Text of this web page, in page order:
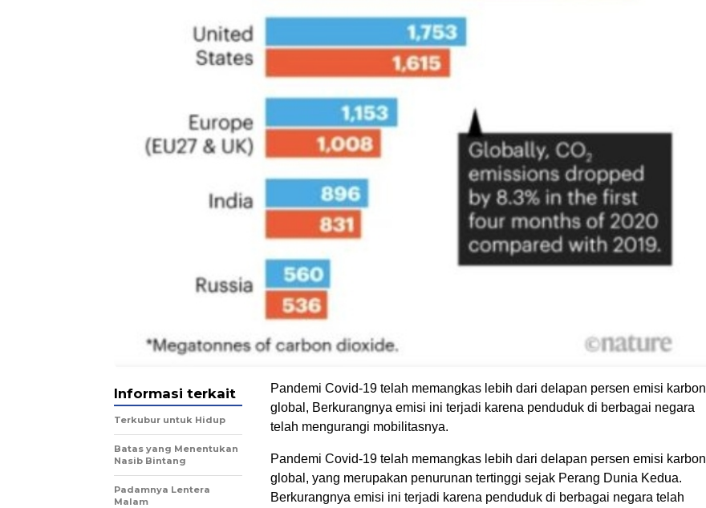
Pandemi Covid-19 telah memangkas lebih dari delapan persen emisi karbon
global, Berkurangnya emisi ini terjadi karena penduduk di berbagai negara
telah mengurangi mobilitasnya.
Pandemi Covid-19 telah memangkas lebih dari delapan persen emisi karbon
global, yang merupakan penurunan tertinggi sejak Perang Dunia Kedua.
Berkurangnya emisi ini terjadi karena penduduk di berbagai negara telah
Informasi terkait
Terkubur untuk Hidup
Batas yang Menentukan
Nasib Bintang
Padamnya Lentera
Malam